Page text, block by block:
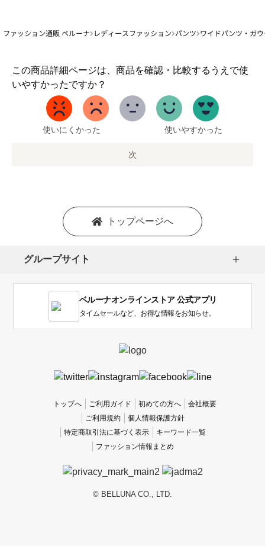
ファッション通販 ベルーナ レディースファッション パンツ ワイドパンツ・ガ
この商品詳細ページは、商品を確認・比較するうえで使
いやすかったですか？
1
か
い
使いにくかった 使いやすかった
次
トップページへ
グループサイト
ベルーナオンラインストア 公式アプリ
タイムセールなど、お得な情報をお知らせ。
トップへ ご利用ガイド 初めての方へ
会社概要
ご利用規約
個人情報保護方針
特定商取引法に基づく表示
キーワード一覧
ファッション情報まとめ
© BELLUNA CO., LTD.